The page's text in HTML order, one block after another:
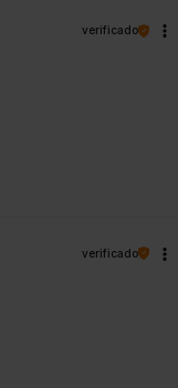
verificado
verificado